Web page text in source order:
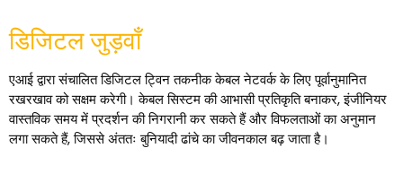
डिजिटल जुड़वाँ
एआई द्वारा संचालित डिजिटल ट्विन तकनीक केबल नेटवर्क के लिए पूर्वानुमानित
रखरखाव को सक्षम करेगी। केबल सिस्टम की आभासी प्रतिकृति बनाकर, इंजीनियर
वास्तविक समय में प्रदर्शन की निगरानी कर सकते हैं और विफलताओं का अनुमान
लगा सकते हैं, जिससे अंततः बुनियादी ढांचे का जीवनकाल बढ़ जाता है।